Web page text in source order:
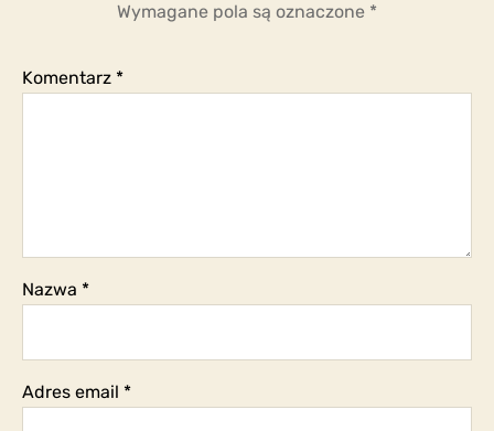
Wymagane pola są oznaczone *
Komentarz *
Nazwa *
Adres email *